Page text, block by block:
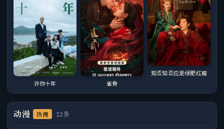
许你十年 雀骨
知否知否应是绿肥红瘦
动漫 热搜 12条